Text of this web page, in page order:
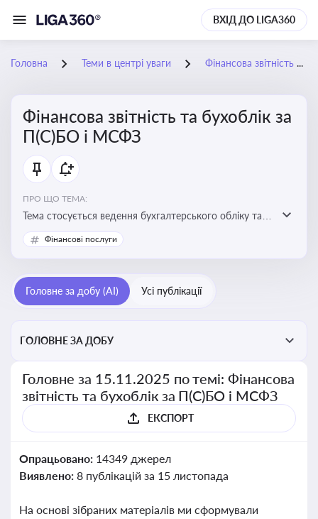
ВХІД ДО LIGA360
Головна Теми в центрі уваги Фінансова звітність та бухоблік за П(С)БО і МСФЗ
Фінансова звітність та бухоблік за
П(С)БО і МСФЗ
ПРО ЩО ТЕМА:
Тема стосується ведення бухгалтерського обліку та
складання фінансової звітності відповідно до
національних і міжнародних стандартів
Фінансові послуги
Головне за добу (AI) Усі публікації
ГОЛОВНЕ ЗА ДОБУ
Головне за 15.11.2025 по темі: Фінансова
звітність та бухоблік за П(С)БО і МСФЗ
ЕКСПОРТ
Опрацьовано: 14349 джерел
Виявлено: 8 публікацій за 15 листопада
На основі зібраних матеріалів ми сформували